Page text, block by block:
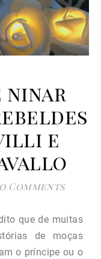
ninar
e
Comments
que de muitas
de moças
o príncipe ou o